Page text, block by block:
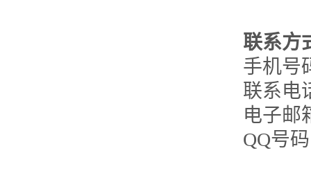
联系方
手机号
联系电
电子邮
QQ号